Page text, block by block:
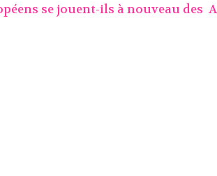
se jouent-ils à nouveau des